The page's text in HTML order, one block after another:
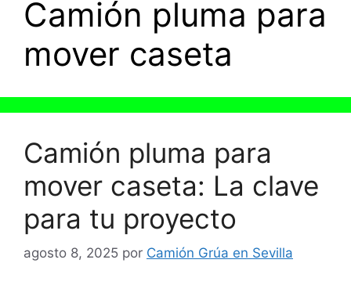
Camión pluma para
mover caseta
Camión pluma para
mover caseta: La clave
para tu proyecto
agosto 8, 2025 por Camión Grúa en Sevilla